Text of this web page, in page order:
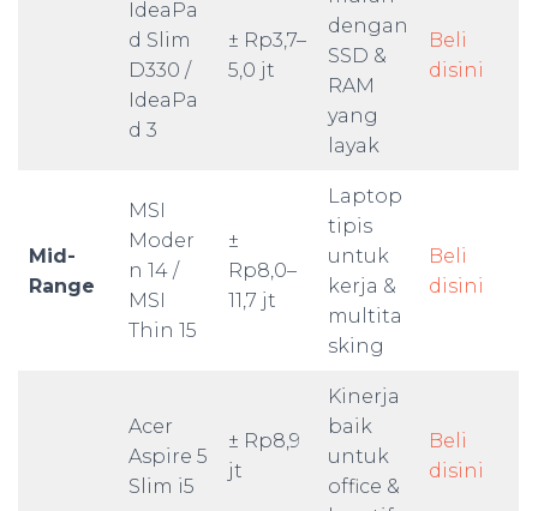
IdeaPa
d Slim
D330 /
IdeaPa
d 3
± Rp3,7–
5,0 jt
dengan
SSD &
RAM
yang
layak
Beli
disini
Mid-
Range
MSI
Moder
n 14 /
MSI
Thin 15
±
Rp8,0–
11,7 jt
Laptop
tipis
untuk
kerja &
multita
sking
Beli
disini
Acer
Aspire 5
Slim i5
± Rp8,9
jt
Kinerja
baik
untuk
office &
Beli
disini